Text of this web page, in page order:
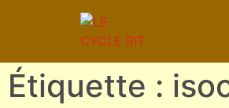
Étiquette :